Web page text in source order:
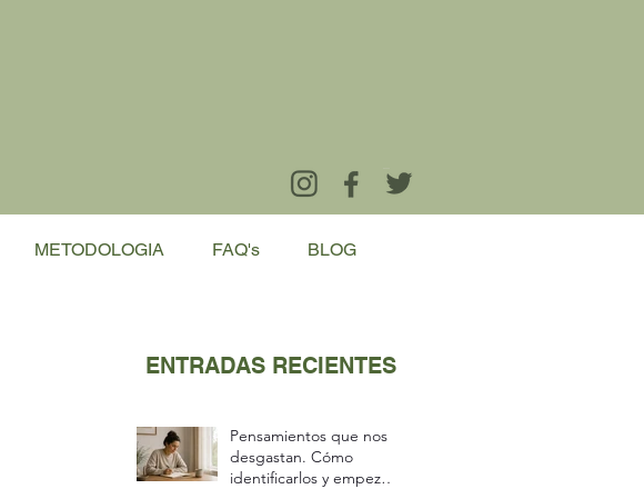
METODOLOGIA FAQ's BLOG
ENTRADAS RECIENTES
Pensamientos que nos
desgastan. Cómo
identificarlos y empezar